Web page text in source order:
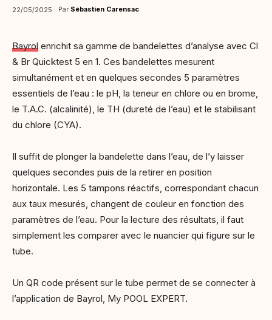
22/05/2025 Par Sébastien Carensac
Bayrol enrichit sa gamme de bandelettes d’analyse avec Cl
& Br Quicktest 5 en 1. Ces bandelettes mesurent
simultanément et en quelques secondes 5 paramètres
essentiels de l’eau : le pH, la teneur en chlore ou en brome,
le T.A.C. (alcalinité), le TH (dureté de l’eau) et le stabilisant
du chlore (CYA).
Il suffit de plonger la bandelette dans l’eau, de l’y laisser
quelques secondes puis de la retirer en position
horizontale. Les 5 tampons réactifs, correspondant chacun
aux taux mesurés, changent de couleur en fonction des
paramètres de l’eau. Pour la lecture des résultats, il faut
simplement les comparer avec le nuancier qui figure sur le
tube.
Un QR code présent sur le tube permet de se connecter à
l’application de Bayrol, My POOL EXPERT.